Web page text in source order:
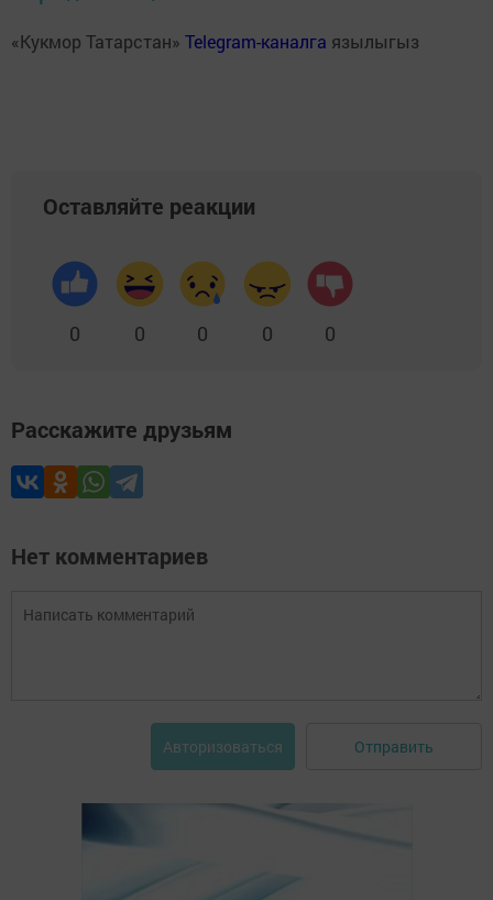
«Кукмор Татарстан» Telegram-каналга язылыгыз
Оставляйте реакции
0 0 0 0 0
Расскажите друзьям
Нет комментариев
Авторизоваться Отправить